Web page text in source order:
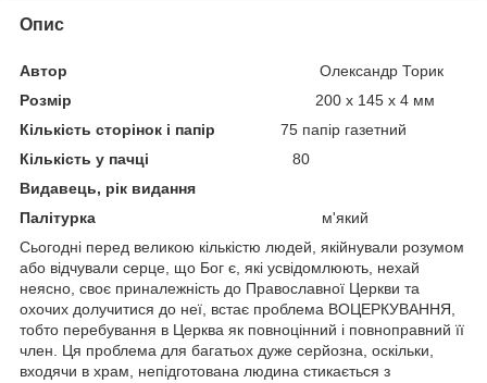
Опис
Автор Олександр Торик
Розмір
200 х 145 х 4 мм
Кількість сторінок і папір 75 папір газетний
Кількість у пачці 80
Видавець, рік видання
Палітурка м'який
Сьогодні перед великою кількістю людей, якійнували розумом
або відчували серце, що Бог є, які усвідомлюють, нехай
неясно, своє приналежність до Православної Церкви та
охочих долучитися до неї, встає проблема ВОЦЕРКУВАННЯ,
тобто перебування в Церква як повноцінний і повноправний її
член. Ця проблема для багатьох дуже серйозна, оскільки,
входячи в храм, непідготована людина стикається з